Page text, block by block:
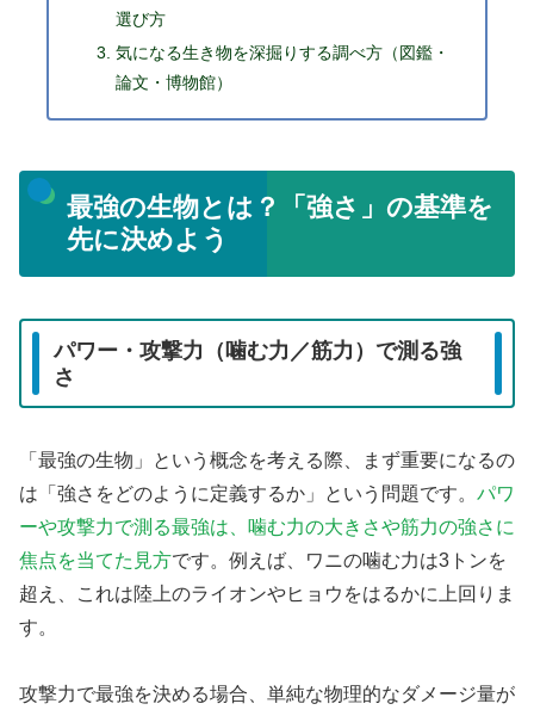
選び方
気になる生き物を深掘りする調べ方（図鑑・
論文・博物館）
最強の生物とは？「強さ」の基準を
先に決めよう
パワー・攻撃力（噛む力／筋力）で測る強
さ
「最強の生物」という概念を考える際、まず重要になるの
は「強さをどのように定義するか」という問題です。 パワ
ーや攻撃力で測る最強は、噛む力の大きさや筋力の強さに
焦点を当てた見方です。例えば、ワニの噛む力は3トンを
超え、これは陸上のライオンやヒョウをはるかに上回りま
す。
攻撃力で最強を決める場合、単純な物理的なダメージ量が